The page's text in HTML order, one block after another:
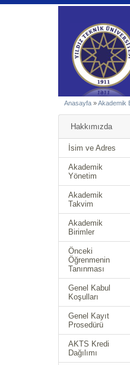
Anasayfa »Akademik
Hakkımızda
İsim ve Adres
Akademik
Yönetim
Akademik
Takvim
Akademik
Birimler
Önceki
Öğrenmenin
Tanınması
Genel Kabul
Koşulları
Genel Kayıt
Prosedürü
AKTS Kredi
Dağılımı